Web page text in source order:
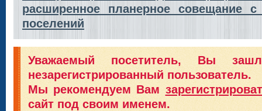
расширенное планерное совещание с
поселений
Уважаемый посетитель, Вы
незарегистрированный пользователь.
Мы рекомендуем Вам
сайт под своим именем.